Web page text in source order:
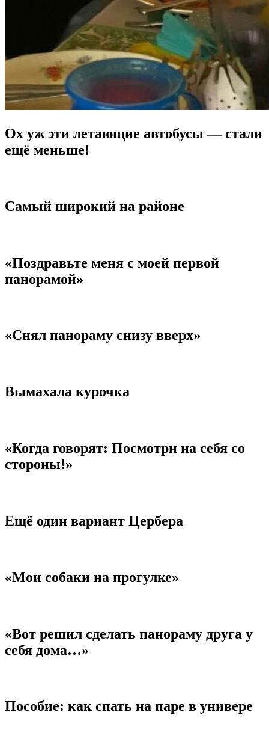
Ох уж эти летающие автобусы — стали
ещё меньше!
Самый широкий на районе
«Поздравьте меня с моей первой
панорамой»
«Снял панораму снизу вверх»
Вымахала курочка
«Когда говорят: Посмотри на себя со
стороны!»
Ещё один вариант Цербера
«Мои собаки на прогулке»
«Вот решил сделать панораму друга у
себя дома…»
Пособие: как спать на паре в универе